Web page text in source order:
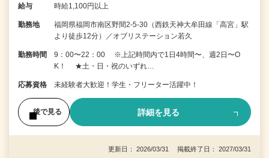
給与 時給1,100円以上
勤務地
福岡県福岡市南区野間2-5-30（西鉄天神大牟田線「高宮」駅
より徒歩12分）／オブリステーション若久
勤務時間
9：00〜22：00 ※上記時間内で1日4時間〜、週2日〜O
K！ ★土・日・祝のいずれ…
応募資格 未経験者大歓迎！学生・フリーター活躍中！
後で見る 詳細を見る
更新日： 2026/03/31 掲載終了日： 2027/03/31